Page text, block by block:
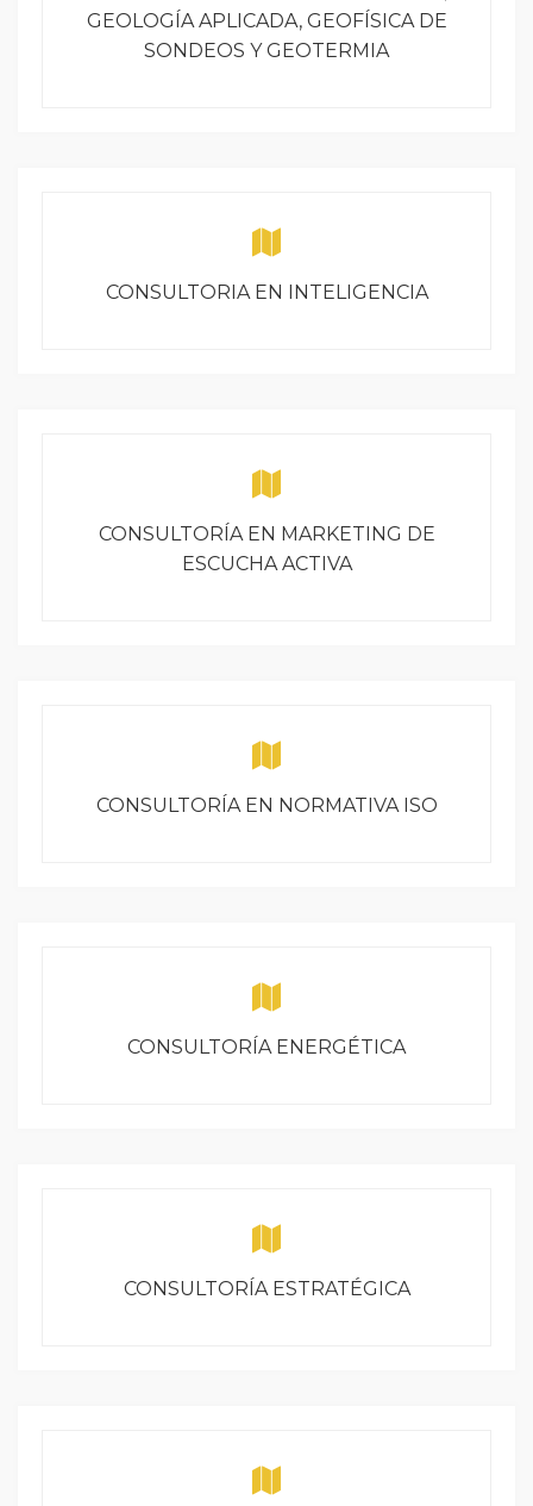
GEOLOGÍA APLICADA, GEOFÍSICA DE
SONDEOS Y GEOTERMIA
CONSULTORIA EN INTELIGENCIA
CONSULTORÍA EN MARKETING DE
ESCUCHA ACTIVA
CONSULTORÍA EN NORMATIVA ISO
CONSULTORÍA ENERGÉTICA
CONSULTORÍA ESTRATÉGICA